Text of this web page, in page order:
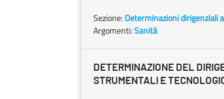
Sezione: Determinazioni dirigenziali
Argomenti:Sanità
DETERMINAZIONE DEL
STRUMENTALI E